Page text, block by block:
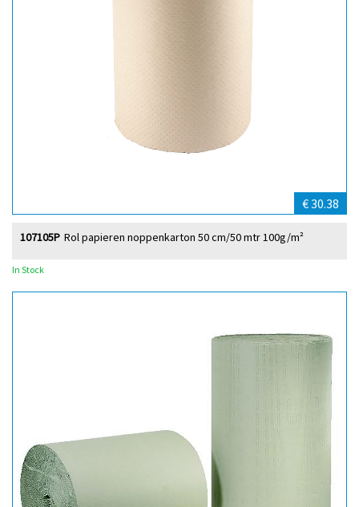
€ 30.38
Rol papieren noppenkarton 50 cm/50 mtr 100g/m²
107105P
In Stock